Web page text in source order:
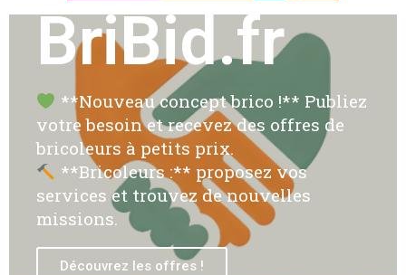
BriBid.fr
**Nouveau concept brico !** Publiez
votre besoin et recevez des offres de
bricoleurs à petits prix.
**Bricoleurs :** proposez vos
services et trouvez de nouvelles
missions.
Découvrez les offres !